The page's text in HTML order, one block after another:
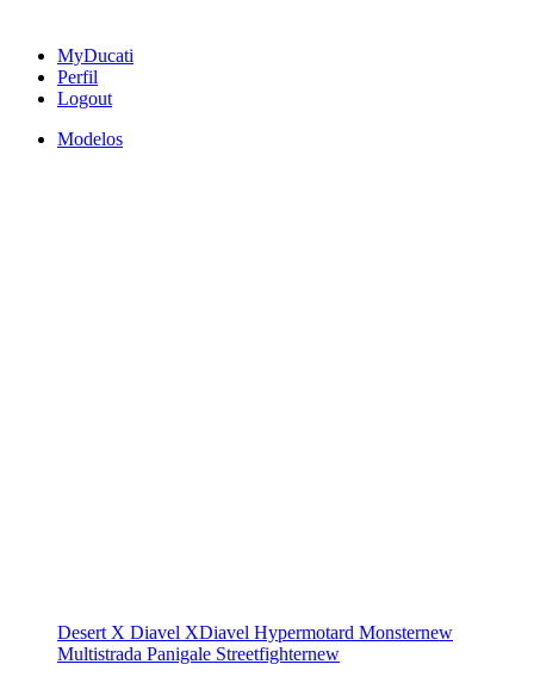
MyDucati
Perfil
Logout
Modelos
Desert X Diavel XDiavel Hypermotard Monsternew
Multistrada Panigale Streetfighternew